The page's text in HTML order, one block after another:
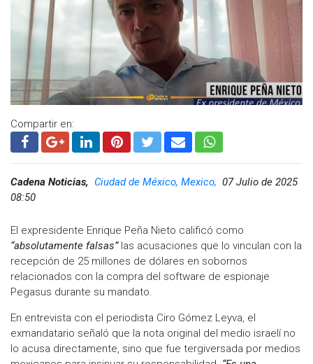
Compartir en:
Cadena Noticias, Ciudad de México, Mexico, 07 Julio de 2025
08:50
El expresidente Enrique Peña Nieto calificó como
“absolutamente falsas” las acusaciones que lo vinculan con la
recepción de 25 millones de dólares en sobornos
relacionados con la compra del software de espionaje
Pegasus durante su mandato.
En entrevista con el periodista Ciro Gómez Leyva, el
exmandatario señaló que la nota original del medio israelí no
lo acusa directamente, sino que fue tergiversada por medios